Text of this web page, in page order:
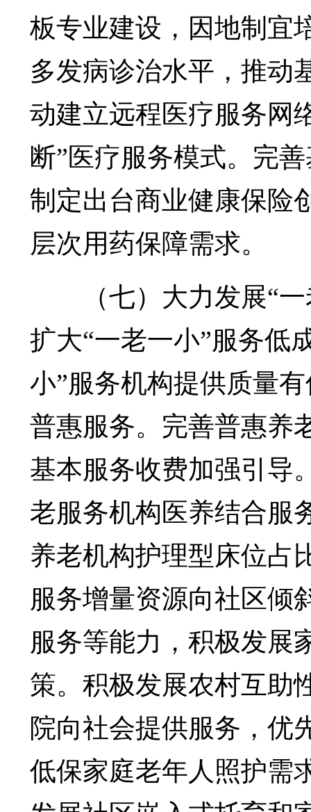
板专业建设，因地制宜
多发病诊治水平，推动
动建立远程医疗服务网
断”医疗服务模式。完
制定出台商业健康保险
层次用药保障需求。
（七）大力发展“一
扩大“一老一小”服务低
小”服务机构提供质量
普惠服务。完善普惠养
基本服务收费加强引导
老服务机构医养结合服
养老机构护理型床位占
服务增量资源向社区倾
服务等能力，积极发展
策。积极发展农村互助
院向社会提供服务，优
低保家庭老年人照护需